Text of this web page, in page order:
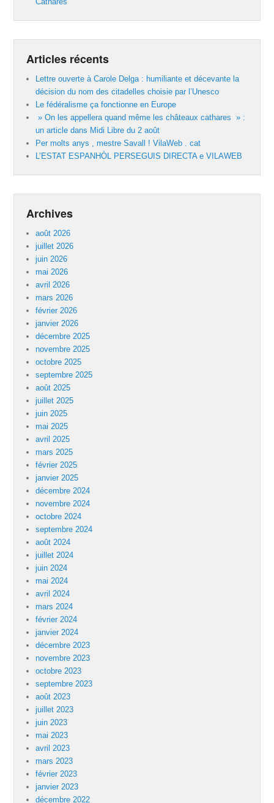
Articles récents
Lettre ouverte à Carole Delga : humiliante et décevante la
décision du nom des citadelles choisie par l’Unesco
Le fédéralisme ça fonctionne en Europe
» On les appellera quand même les châteaux cathares » :
un article dans Midi Libre du 2 août
Per molts anys , mestre Savall ! VilaWeb . cat
L’ESTAT ESPANHÒL PERSEGUIS DIRECTA e VILAWEB
Archives
août 2026
juillet 2026
juin 2026
mai 2026
avril 2026
mars 2026
février 2026
janvier 2026
décembre 2025
novembre 2025
octobre 2025
septembre 2025
août 2025
juillet 2025
juin 2025
mai 2025
avril 2025
mars 2025
février 2025
janvier 2025
décembre 2024
novembre 2024
octobre 2024
septembre 2024
août 2024
juillet 2024
juin 2024
mai 2024
avril 2024
mars 2024
février 2024
janvier 2024
décembre 2023
novembre 2023
octobre 2023
septembre 2023
août 2023
juillet 2023
juin 2023
mai 2023
avril 2023
mars 2023
février 2023
janvier 2023
décembre 2022